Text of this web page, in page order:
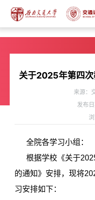
关于2025年第四次
来源：
发布
全院各学习小组：
根据学校《关于
的通知》安排，现将
习安排如下：